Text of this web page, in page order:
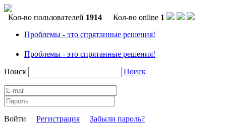
Кол-во пользователей 1914 Кол-во online 1
Проблемы - это спрятанные решения!
Проблемы - это спрятанные решения!
Поиск Поиск
Войти Регистрация
Забыли пароль?